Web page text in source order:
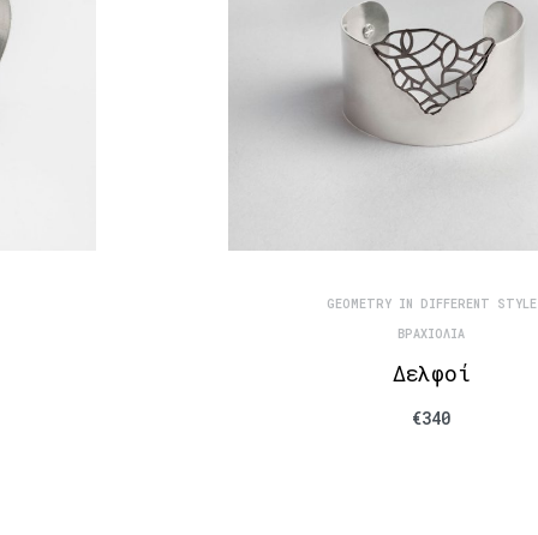
GEOMETRY IN DIFFERENT STYLE
ΒΡΑΧΙΌΛΙΑ
Δελφοί
€340